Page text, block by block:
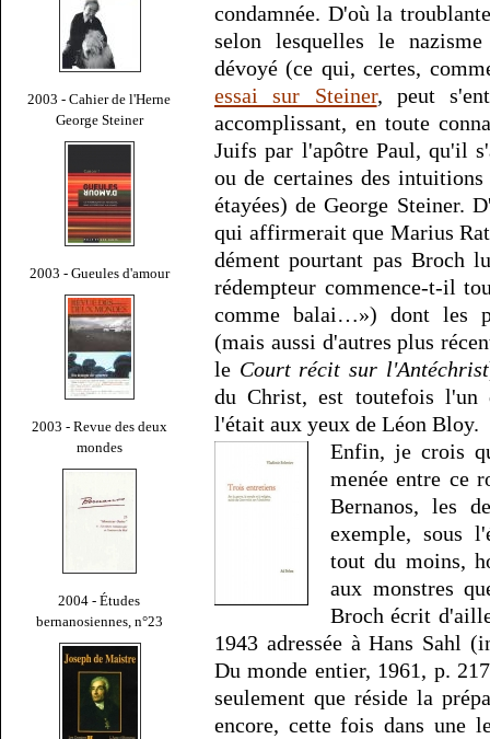
2003 - Cahier de l'Herne
George Steiner
2003 - Gueules d'amour
2003 - Revue des deux
mondes
2004 - Études
bernanosiennes, n°23
condamnée. D'où la
selon lesquelles le
dévoyé (ce qui, certes,
essai sur Steiner, peut
accomplissant, en toute
Juifs par l'apôtre Paul, qu'il
ou de certaines des
étayées) de George Steiner.
qui affirmerait que Marius
dément pourtant pas Broch
rédempteur commence-t-il
comme balai…») dont les
(mais aussi d'autres plus
le Court récit sur l'Antéchrist
du Christ, est toutefois l'un
l'était aux yeux de Léon Bloy.
Enfin, je crois
menée entre ce
Bernanos, les
exemple, sous
tout du moins,
aux monstres
Broch écrit
1943 adressée à Hans Sahl
Du monde entier, 1961, p.
seulement que réside la
encore, cette fois dans une